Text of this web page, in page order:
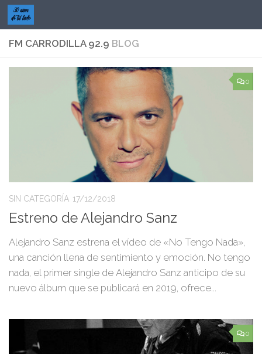
Saltar al contenido
FM CARRODILLA 92.9 BLOG
0
SIN CATEGORÍA 17/12/2018
Estreno de Alejandro Sanz
Alejandro Sanz estrena el vídeo de «No Tengo Nada»,
una canción llena de sentimiento y emoción. No tengo
nada, el primer single de Alejandro Sanz anticipo de su
nuevo álbum que se publicará en 2019, ofrece...
0